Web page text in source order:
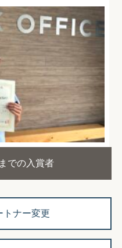
での入賞者
トナー変更